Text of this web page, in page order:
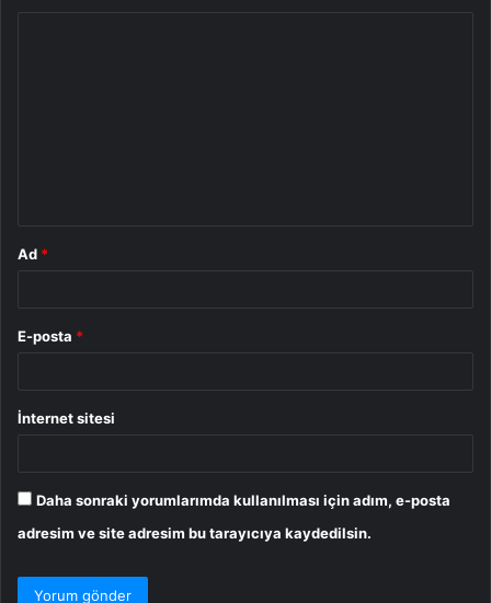
Ad *
E-posta *
İnternet sitesi
Daha sonraki yorumlarımda kullanılması için adım, e-posta
adresim ve site adresim bu tarayıcıya kaydedilsin.